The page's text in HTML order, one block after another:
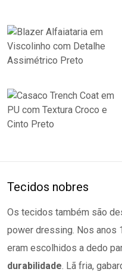
Tecidos nobres
Os tecidos também são
power dressing. Nos anos
eram escolhidos a dedo
durabilidade. Lã fria,